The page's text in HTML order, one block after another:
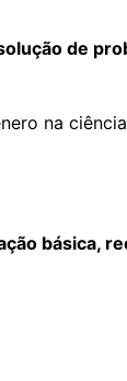
de
na
básica,